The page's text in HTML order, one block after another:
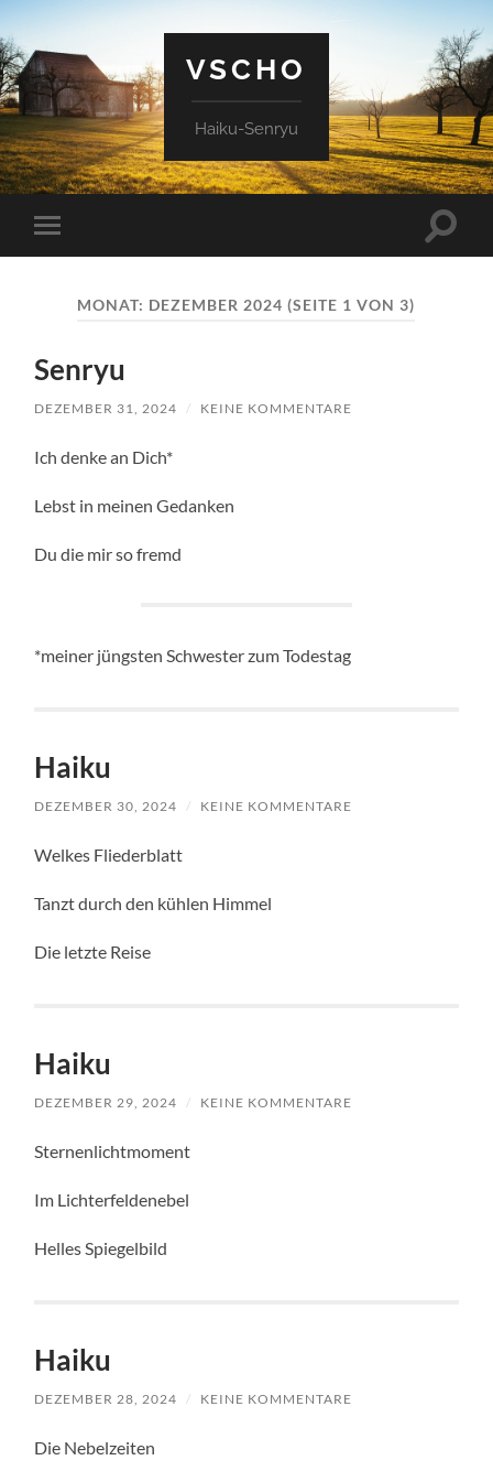
VSCHO
Haiku-Senryu
Mobile-
Menü
MONAT: DEZEMBER 2024 (SEITE 1 VON 3)
Senryu
DEZEMBER 31, 2024 / KEINE KOMMENTARE
Ich denke an Dich*
Lebst in meinen Gedanken
Du die mir so fremd
*meiner jüngsten Schwester zum Todestag
Haiku
DEZEMBER 30, 2024 / KEINE KOMMENTARE
Welkes Fliederblatt
Tanzt durch den kühlen Himmel
Die letzte Reise
Haiku
DEZEMBER 29, 2024 / KEINE KOMMENTARE
Sternenlichtmoment
Im Lichterfeldenebel
Helles Spiegelbild
Haiku
DEZEMBER 28, 2024 / KEINE KOMMENTARE
Die Nebelzeiten